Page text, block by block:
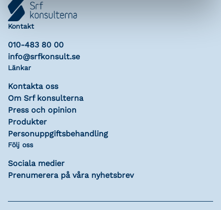
Kontakt
010-483 80 00
info@srfkonsult.se
Länkar
Kontakta oss
Om Srf konsulterna
Press och opinion
Produkter
Personuppgiftsbehandling
Följ oss
Sociala medier
Prenumerera på våra nyhetsbrev